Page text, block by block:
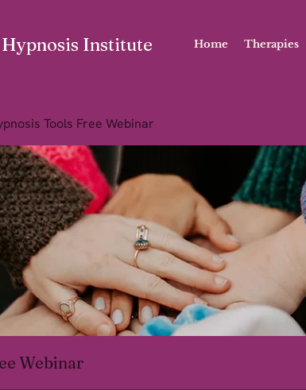
Institute
Home Therapies
Tools Free Webinar
Webinar